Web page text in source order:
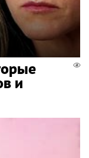
и